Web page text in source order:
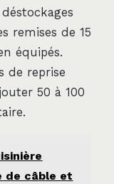
remises de 15
équipés.
de reprise
50 à 100
de câble et